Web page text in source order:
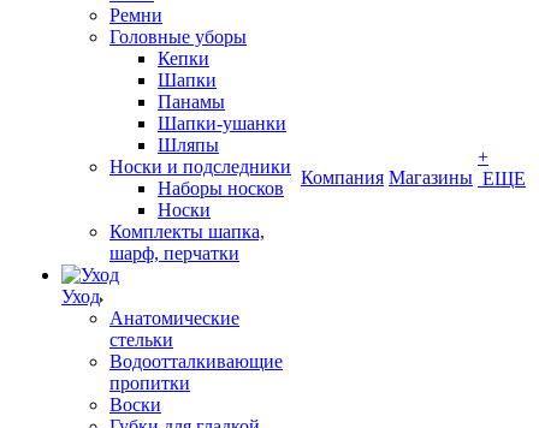
Ремни
Головные уборы
Кепки
Шапки
Панамы
Шапки-ушанки
Шляпы
Носки и подследники
Наборы носков
Носки
Комплекты шапка,
шарф, перчатки
Уход
Анатомические
стельки
Водоотталкивающие
пропитки
Воски
Компания Магазины
+
ЕЩЕ